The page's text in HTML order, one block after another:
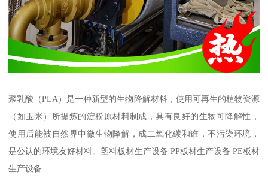
聚乳酸（PLA）是一种新型的生物降解材料，使用可再生的植物资源
（如玉米）所提炼的淀粉原材料制成，具有良好的生物可降解性，
使用后能被自然界中微生物降解，成二氧化碳和谁，不污染环境，
是公认的环境友好材料。塑料板材生产设备 PP板材生产设备 PE板材
生产设备